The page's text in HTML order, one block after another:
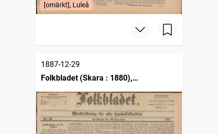
[omärkt], Luleå
1887-12-29
Folkbladet (Skara : 1880),
Weckotidning för alla samhällsklasser